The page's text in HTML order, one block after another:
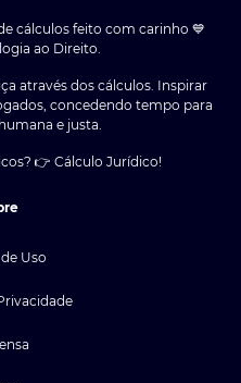
cálculos feito com carinho 💙
ao Direito.
através dos cálculos. Inspirar
concedendo tempo para
e justa.
👉 Cálculo Jurídico!
Uso